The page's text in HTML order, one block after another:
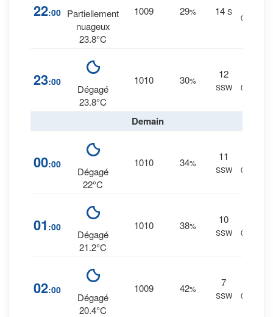
22:00 Partiellement
nuageux
23.8°C
1009 29% 14 S
0 mm.
23:00
Dégagé
23.8°C
1010 30%
12
SSW
0 mm.
Demain
00:00
Dégagé
22°C
1010 34%
11
SSW
0 mm.
01 :00
Dégagé
21.2°C
1010 38%
10
SSW
0 mm.
02:00
Dégagé
20.4°C
1009 42%
7
SSW
0 mm.